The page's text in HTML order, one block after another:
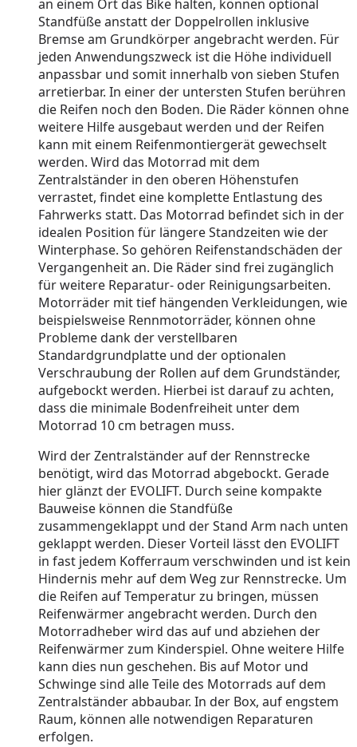
an einem Ort das Bike halten, können optional
Standfüße anstatt der Doppelrollen inklusive
Bremse am Grundkörper angebracht werden. Für
jeden Anwendungszweck ist die Höhe individuell
anpassbar und somit innerhalb von sieben Stufen
arretierbar. In einer der untersten Stufen berühren
die Reifen noch den Boden. Die Räder können ohne
weitere Hilfe ausgebaut werden und der Reifen
kann mit einem Reifenmontiergerät gewechselt
werden. Wird das Motorrad mit dem
Zentralständer in den oberen Höhenstufen
verrastet, findet eine komplette Entlastung des
Fahrwerks statt. Das Motorrad befindet sich in der
idealen Position für längere Standzeiten wie der
Winterphase. So gehören Reifenstandschäden der
Vergangenheit an. Die Räder sind frei zugänglich
für weitere Reparatur- oder Reinigungsarbeiten.
Motorräder mit tief hängenden Verkleidungen, wie
beispielsweise Rennmotorräder, können ohne
Probleme dank der verstellbaren
Standardgrundplatte und der optionalen
Verschraubung der Rollen auf dem Grundständer,
aufgebockt werden. Hierbei ist darauf zu achten,
dass die minimale Bodenfreiheit unter dem
Motorrad 10 cm betragen muss.
Wird der Zentralständer auf der Rennstrecke
benötigt, wird das Motorrad abgebockt. Gerade
hier glänzt der EVOLIFT. Durch seine kompakte
Bauweise können die Standfüße
zusammengeklappt und der Stand Arm nach unten
geklappt werden. Dieser Vorteil lässt den EVOLIFT
in fast jedem Kofferraum verschwinden und ist kein
Hindernis mehr auf dem Weg zur Rennstrecke. Um
die Reifen auf Temperatur zu bringen, müssen
Reifenwärmer angebracht werden. Durch den
Motorradheber wird das auf und abziehen der
Reifenwärmer zum Kinderspiel. Ohne weitere Hilfe
kann dies nun geschehen. Bis auf Motor und
Schwinge sind alle Teile des Motorrads auf dem
Zentralständer abbaubar. In der Box, auf engstem
Raum, können alle notwendigen Reparaturen
erfolgen.